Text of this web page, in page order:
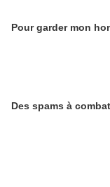
Pour garder mon
Des spams à